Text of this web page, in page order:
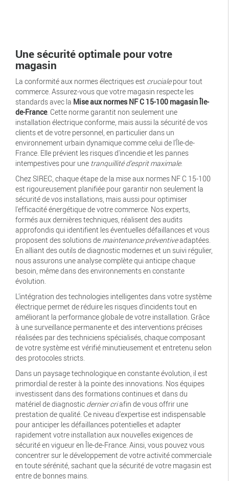
Une sécurité optimale pour votre
magasin
La conformité aux normes électriques est crucialepour tout
commerce. Assurez-vous que votre magasin respecte les
standards avec la Mise aux normes NF C 15-100 magasin Île-
de-France. Cette norme garantit non seulement une
installation électrique conforme, mais aussi la sécurité de vos
clients et de votre personnel, en particulier dans un
environnement urbain dynamique comme celui de l'Île-de-
France. Elle prévient les risques d'incendie et les pannes
intempestives pour une tranquillité d'esprit maximale.
Chez SIREC, chaque étape de la mise aux normes NF C 15-100
est rigoureusement planifiée pour garantir non seulement la
sécurité de vos installations, mais aussi pour optimiser
l'efficacité énergétique de votre commerce. Nos experts,
formés aux dernières techniques, réalisent des audits
approfondis qui identifient les éventuelles défaillances et vous
proposent des solutions de maintenance préventiveadaptées.
En alliant des outils de diagnostic modernes et un suivi régulier,
nous assurons une analyse complète qui anticipe chaque
besoin, même dans des environnements en constante
évolution.
L'intégration des technologies intelligentes dans votre système
électrique permet de réduire les risques d'incidents tout en
améliorant la performance globale de votre installation. Grâce
à une surveillance permanente et des interventions précises
réalisées par des techniciens spécialisés, chaque composant
de votre système est vérifié minutieusement et entretenu selon
des protocoles stricts.
Dans un paysage technologique en constante évolution, il est
primordial de rester à la pointe des innovations. Nos équipes
investissent dans des formations continues et dans du
matériel de diagnostic dernier criafin de vous offrir une
prestation de qualité. Ce niveau d'expertise est indispensable
pour anticiper les défaillances potentielles et adapter
rapidement votre installation aux nouvelles exigences de
sécurité en vigueur en Île-de-France. Ainsi, vous pouvez vous
concentrer sur le développement de votre activité commerciale
en toute sérénité, sachant que la sécurité de votre magasin est
entre de bonnes mains.